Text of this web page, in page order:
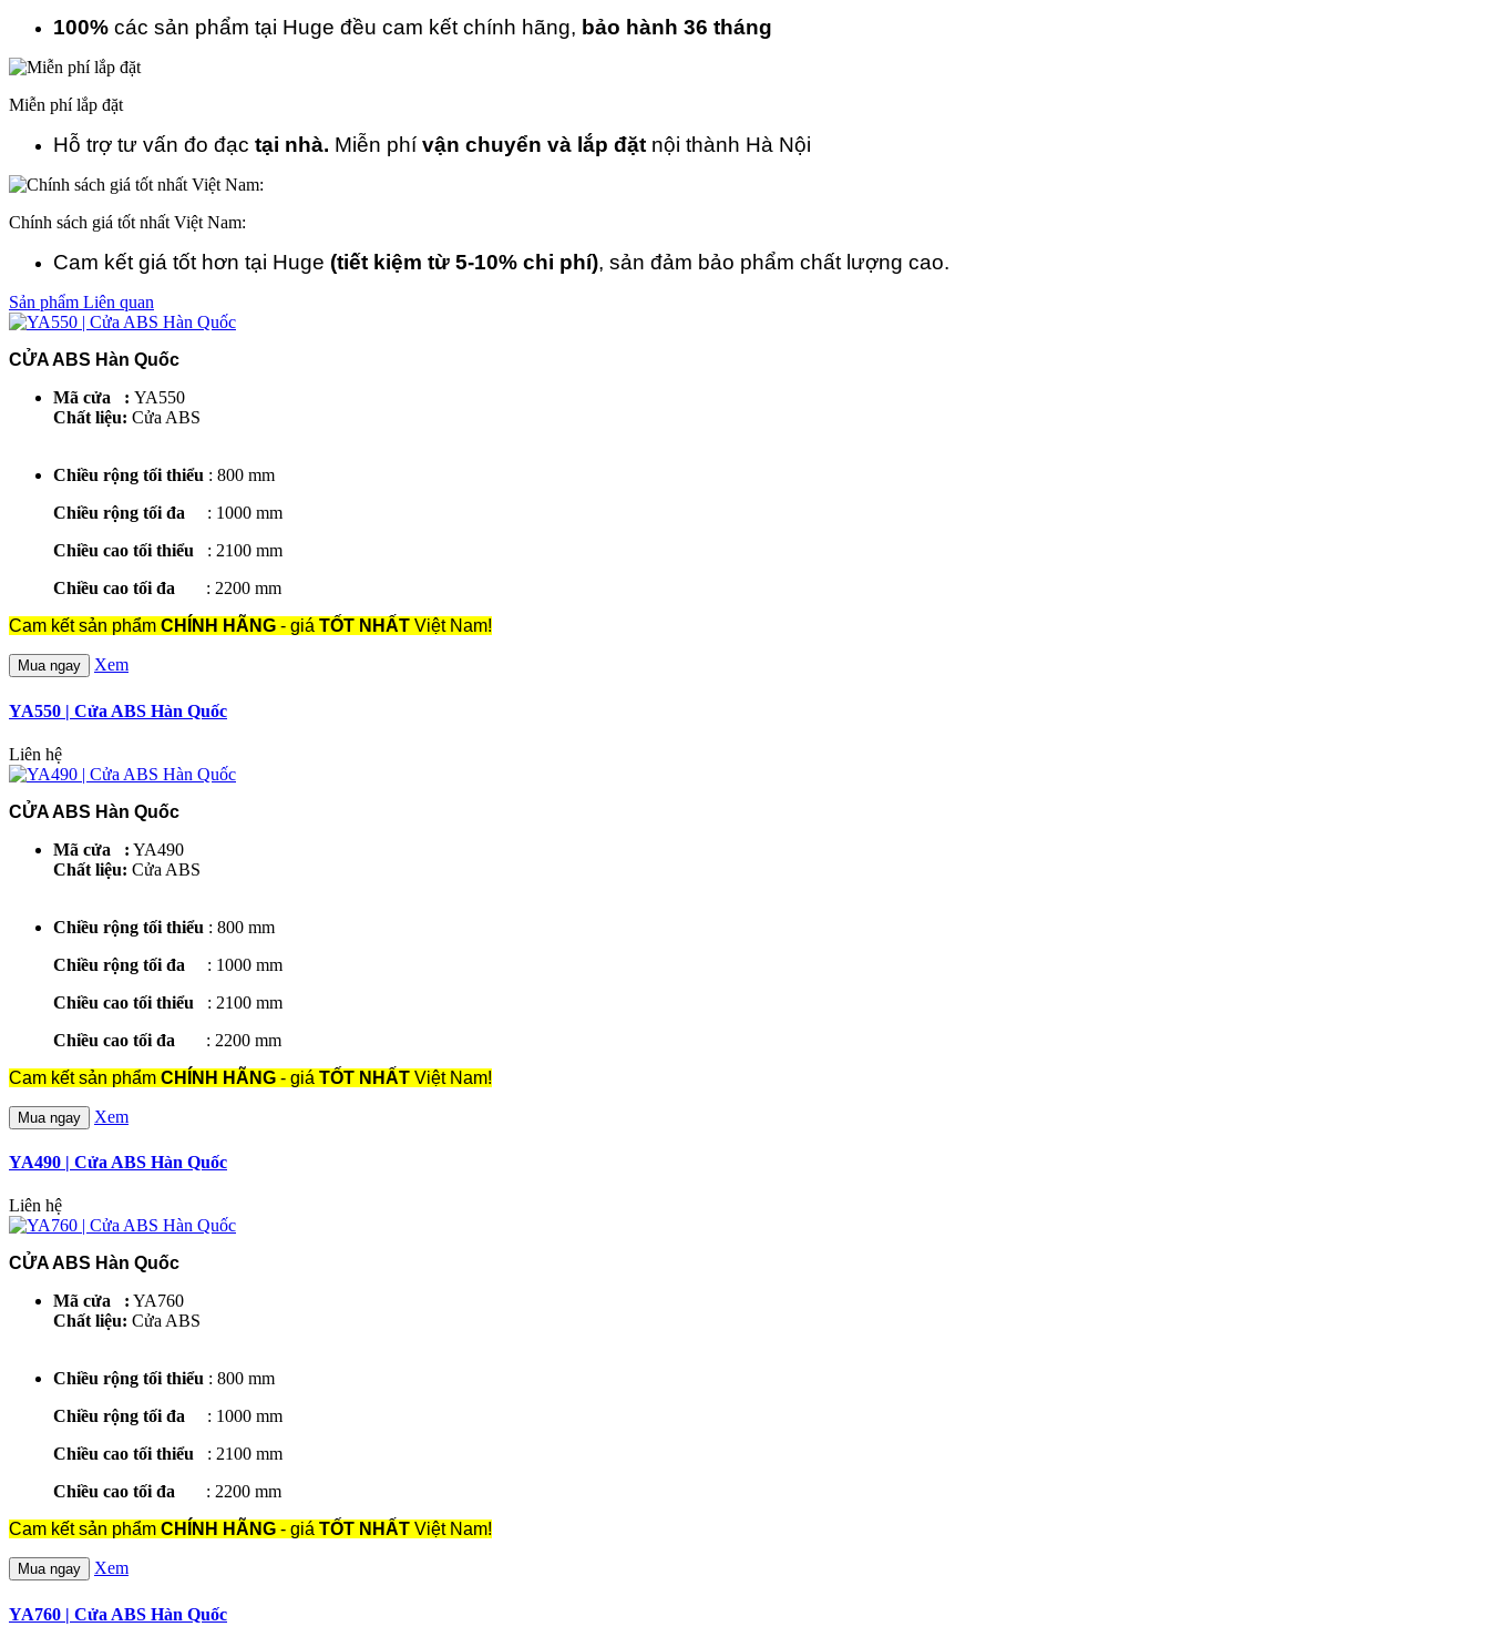
100% các sản phẩm tại Huge đều cam kết chính hãng, bảo hành 36 tháng
Miễn phí lắp đặt
Hỗ trợ tư vấn đo đạc tại nhà. Miễn phí vận chuyển và lắp đặt nội thành Hà Nội
Chính sách giá tốt nhất Việt Nam:
Cam kết giá tốt hơn tại Huge (tiết kiệm từ 5-10% chi phí), sản đảm bảo phẩm chất lượng cao.
Sản phẩm Liên quan
CỬA ABS Hàn Quốc
Mã cửa : YA550
Chất liệu: Cửa ABS
Chiều rộng tối thiểu : 800 mm
Chiều rộng tối đa : 1000 mm
Chiều cao tối thiểu : 2100 mm
Chiều cao tối đa : 2200 mm
Cam kết sản phẩm CHÍNH HÃNG - giá TỐT NHẤT Việt Nam!
Mua ngay Xem
YA550 | Cửa ABS Hàn Quốc
Liên hệ
CỬA ABS Hàn Quốc
Mã cửa : YA490
Chất liệu: Cửa ABS
Chiều rộng tối thiểu : 800 mm
Chiều rộng tối đa : 1000 mm
Chiều cao tối thiểu : 2100 mm
Chiều cao tối đa : 2200 mm
Cam kết sản phẩm CHÍNH HÃNG - giá TỐT NHẤT Việt Nam!
Mua ngay Xem
YA490 | Cửa ABS Hàn Quốc
Liên hệ
CỬA ABS Hàn Quốc
Mã cửa : YA760
Chất liệu: Cửa ABS
Chiều rộng tối thiểu : 800 mm
Chiều rộng tối đa : 1000 mm
Chiều cao tối thiểu : 2100 mm
Chiều cao tối đa : 2200 mm
Cam kết sản phẩm CHÍNH HÃNG - giá TỐT NHẤT Việt Nam!
Mua ngay Xem
YA760 | Cửa ABS Hàn Quốc